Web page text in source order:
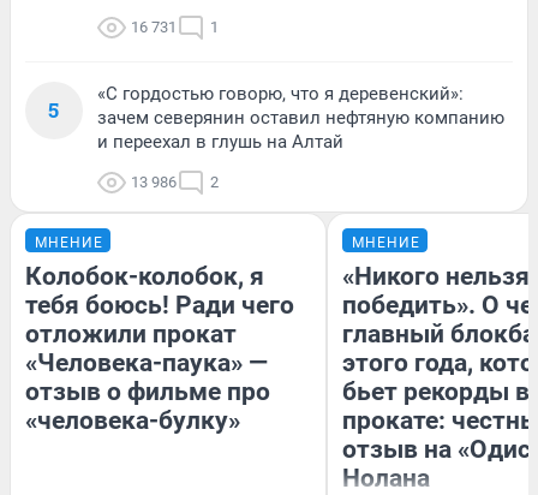
16 731 1
5
«С гордостью говорю, что я деревенский»:
зачем северянин оставил нефтяную компанию
и переехал в глушь на Алтай
13 986 2
МНЕНИЕ
Колобок-колобок, я
тебя боюсь! Ради чего
отложили прокат
«Человека-паука» —
отзыв о фильме про
«человека-булку»
МНЕНИЕ
«Никого нельзя
победить». О
главный
этого года,
бьет рекорды в
прокате:
отзыв на
Нолана